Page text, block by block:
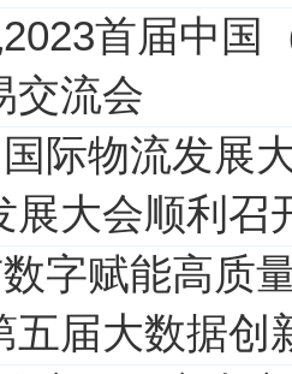
首届中国
交流会
际物流发展
展大会顺利召
字赋能高质
五届大数据创